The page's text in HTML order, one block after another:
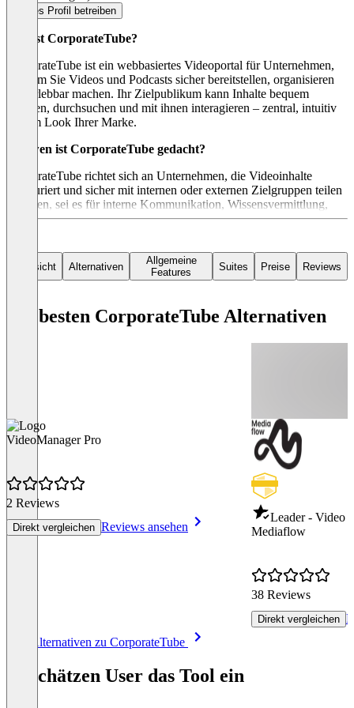
Dieses Profil betreiben
Was ist CorporateTube?
CorporateTube ist ein webbasiertes Videoportal für Unternehmen,
mit dem Sie Videos und Podcasts sicher bereitstellen, organisieren
und erlebbar machen. Ihr Zielpublikum kann Inhalte bequem
ansehen, durchsuchen und mit ihnen interagieren – zentral, intuitiv
und im Look Ihrer Marke.
Für wen ist CorporateTube gedacht?
CorporateTube richtet sich an Unternehmen, die Videoinhalte
strukturiert und sicher mit internen oder externen Zielgruppen teilen
möchten, sei es für interne Kommunikation, Wissensvermittlung,
Training, Employer Branding oder externe Informationsangebote.
Übersicht Alternativen
Allgemeine
Features
Suites Preise Reviews
Die besten CorporateTube Alternativen
VideoManager Pro
2 Reviews
Direkt vergleichen Reviews ansehen
Leader - Video
Mediaflow
38 Reviews
Direkt vergleichen
Alle Alternativen zu CorporateTube
So schätzen User das Tool ein